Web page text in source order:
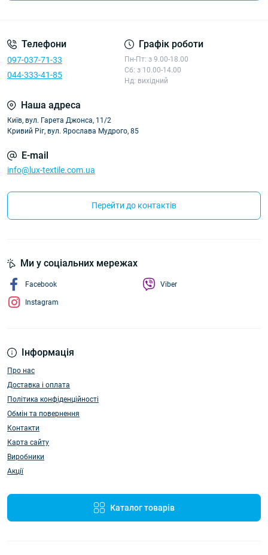
Телефони
097-037-71-33
044-333-41-85
Графік роботи
Пн-Пт: з 9.00-18.00
Сб: з 10.00-14.00
Нд: вихідний
Наша адреса
Київ, вул. Гарета Джонса, 11/2
Кривий Ріг, вул. Ярослава Мудрого, 85
E-mail
info@lux-textile.com.ua
Перейти до контактів
Інформація
Про нас
Доставка і оплата
Політика конфіденційності
Обмін та повернення
Контакти
Карта сайту
Виробники
Акції
Каталог товарів
Ми у соціальних мережах
Facebook
Instagram
Viber